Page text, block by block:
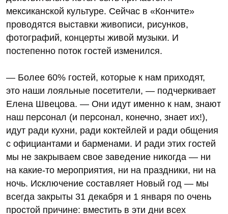
мексиканской культуре. Сейчас в «Кончите»
проводятся выставки живописи, рисунков,
фотографий, концерты живой музыки. И
постепенно поток гостей изменился.
— Более 60% гостей, которые к нам приходят,
это наши лояльные посетители, — подчеркивает
Елена Швецова. — Они идут именно к нам, знают
наш персонал (и персонал, конечно, знает их!),
идут ради кухни, ради коктейлей и ради общения
с официантами и барменами. И ради этих гостей
мы не закрываем свое заведение никогда — ни
на какие-то мероприятия, ни на праздники, ни на
ночь. Исключение составляет Новый год — мы
всегда закрыты 31 декабря и 1 января по очень
простой причине: вместить в эти дни всех